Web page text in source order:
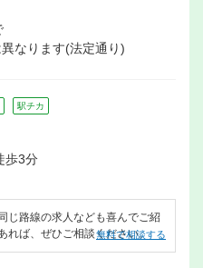
なります(法定通り)
駅チカ
歩3分
じ路線の求人なども喜んでご紹
れば、ぜひご相談ください。
無料で相談する